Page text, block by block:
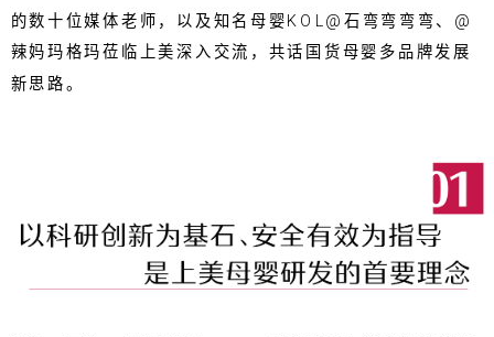
的数十位媒体老师，以及知名母婴KOL@石弯弯弯弯、@
辣妈玛格玛莅临上美深入交流，共话国货母婴多品牌发展
新思路。